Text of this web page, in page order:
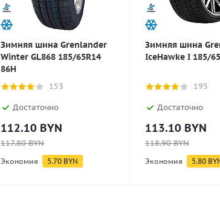
Зимняя шина Grenlander
Winter GL868 185/65R14
86H
153
Достаточно
112.10 BYN
117.80BYN
Экономия 5.70 BYN
Зимняя шина
IceHawke I 185/
195
Достаточно
113.10 BYN
118.90BYN
Экономия 5.80